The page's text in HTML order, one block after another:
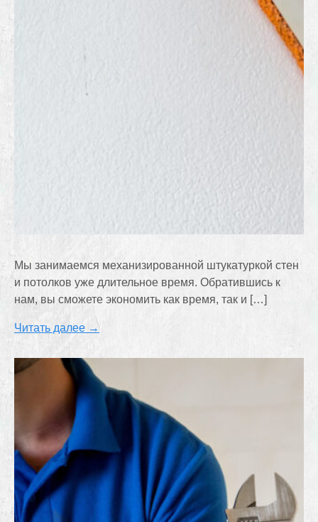
Мы занимаемся механизированной штукатуркой стен
и потолков уже длительное время. Обратившись к
нам, вы сможете экономить как время, так и […]
Читать далее →